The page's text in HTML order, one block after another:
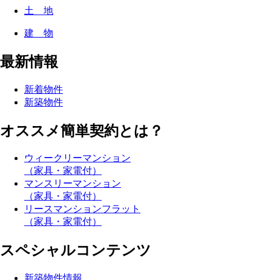
土 地
建 物
最新情報
新着物件
新築物件
オススメ簡単契約とは？
ウィークリーマンション
（家具・家電付）
マンスリーマンション
（家具・家電付）
リースマンションフラット
（家具・家電付）
スペシャルコンテンツ